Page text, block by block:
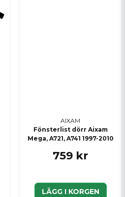
AIXAM
Fönsterlist dörr Aixam
Mega, A721, A741 1997-2010
759 kr
LÄGG I KORGEN